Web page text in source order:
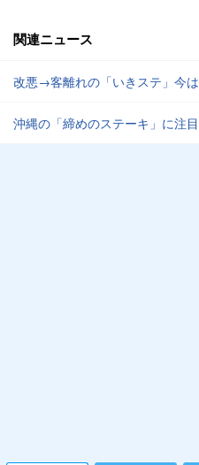
関連ニュース
改悪→客離れの「いきステ」今は
沖縄の「締めのステーキ」に注目